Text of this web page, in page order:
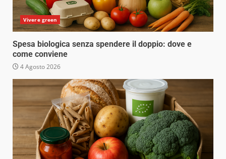
Vivere green
Spesa biologica senza spendere il doppio: dove e
come conviene
4 Agosto 2026